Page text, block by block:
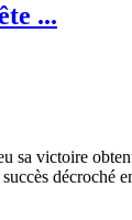
...
sa victoire
décroché